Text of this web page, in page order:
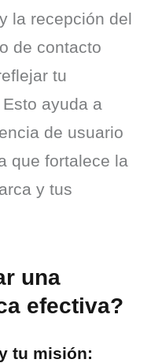
la recepción del
de contacto
tu
ayuda a
de usuario
que fortalece la
y tus
una
efectiva?
tu misión: